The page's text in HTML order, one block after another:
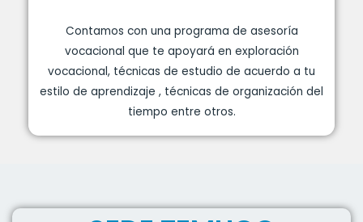
Contamos con una programa de asesoría
vocacional que te apoyará en exploración
vocacional, técnicas de estudio de acuerdo a tu
estilo de aprendizaje , técnicas de organización del
tiempo entre otros.